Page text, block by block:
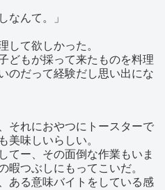
なんて。」
て欲しかった。
どもが採って来たものを料理
のだって経験だし思い出にな
それにおやつにトースターで
味しいらしい。
てー、その面倒な作業もいま
つぶしにもってこいだ。
ある意味バイトをしている感